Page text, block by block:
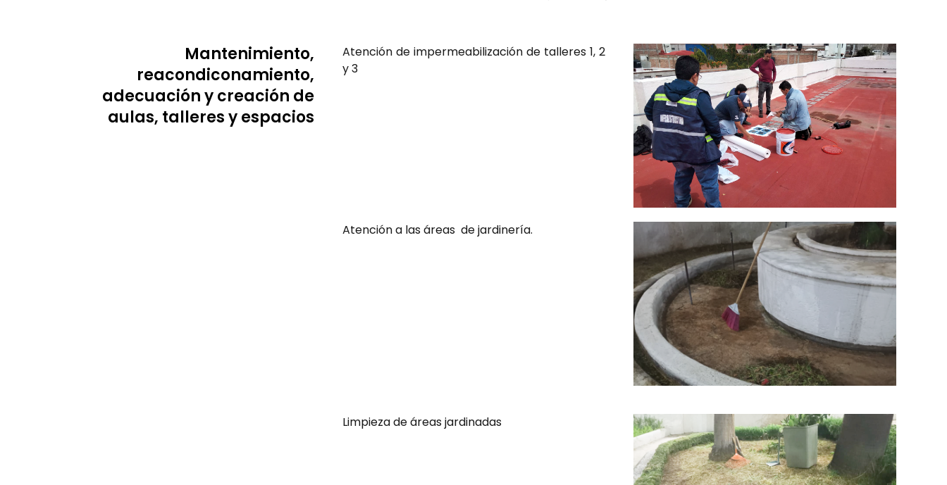
Mantenimiento,
reacondiconamiento,
adecuación y creación de
aulas, talleres y espacios
Atención de impermeabilización de talleres 1, 2
y 3
Atención a las áreas de jardinería.
Limpieza de áreas jardinadas